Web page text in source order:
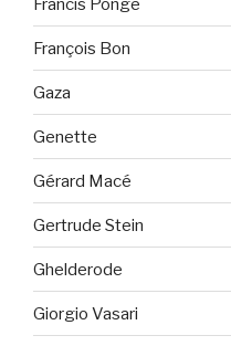
Francis Ponge
François Bon
Gaza
Genette
Gérard Macé
Gertrude Stein
Ghelderode
Giorgio Vasari